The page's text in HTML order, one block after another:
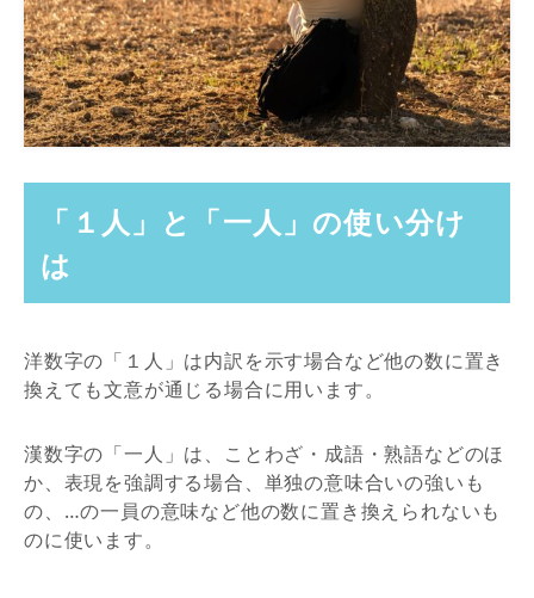
「１人」と「一人」の使い分け
は
洋数字の「１人」は内訳を示す場合など他の数に置き
換えても文意が通じる場合に用います。
漢数字の「一人」は、ことわざ・成語・熟語などのほ
か、表現を強調する場合、単独の意味合いの強いも
の、…の一員の意味など他の数に置き換えられないも
のに使います。